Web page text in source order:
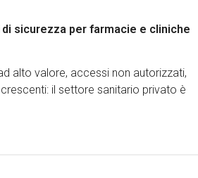
sicurezza per farmacie e cliniche
alto valore, accessi non autorizzati,
il settore sanitario privato è